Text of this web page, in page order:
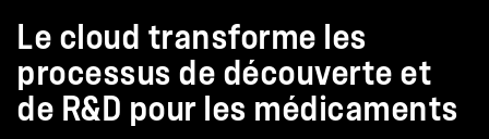
Le cloud transforme les
processus de découverte et
de R&D pour les médicaments